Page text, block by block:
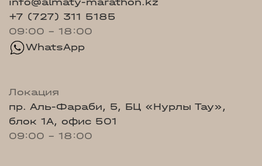
+7 (727) 311 5185
09:00 - 18:00
WhatsApp
Локация
пр. Аль-Фараби, 5, БЦ «Нурлы Тау»,
блок 1А, офис 501
09:00 - 18:00